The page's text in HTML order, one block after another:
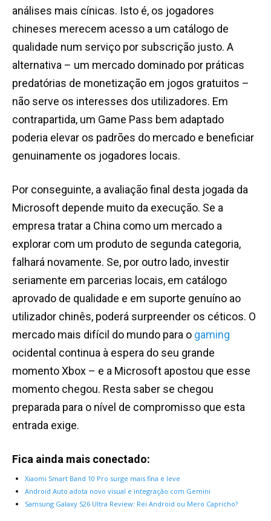
análises mais cínicas. Isto é, os jogadores
chineses merecem acesso a um catálogo de
qualidade num serviço por subscrição justo. A
alternativa – um mercado dominado por práticas
predatórias de monetização em jogos gratuitos –
não serve os interesses dos utilizadores. Em
contrapartida, um Game Pass bem adaptado
poderia elevar os padrões do mercado e beneficiar
genuinamente os jogadores locais.
Por conseguinte, a avaliação final desta jogada da
Microsoft depende muito da execução. Se a
empresa tratar a China como um mercado a
explorar com um produto de segunda categoria,
falhará novamente. Se, por outro lado, investir
seriamente em parcerias locais, em catálogo
aprovado de qualidade e em suporte genuíno ao
utilizador chinês, poderá surpreender os céticos. O
mercado mais difícil do mundo para o gaming
ocidental continua à espera do seu grande
momento Xbox – e a Microsoft apostou que esse
momento chegou. Resta saber se chegou
preparada para o nível de compromisso que esta
entrada exige.
Fica ainda mais conectado:
Xiaomi Smart Band 10 Pro surge mais fina e leve
Android Auto adota novo visual e integração com Gemini
Samsung Galaxy S26 Ultra Review: Rei Android ou Mero Capricho?